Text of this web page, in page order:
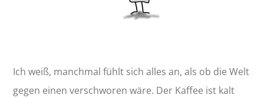
Ich weiß, manchmal fühlt sich alles an, als ob die Welt
gegen einen verschworen wäre. Der Kaffee ist kalt